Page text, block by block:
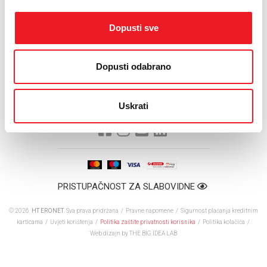
Dopusti sve
Dopusti odabrano
Uskrati
Slijedeća promocija je rezervirana za sutra u Sarajevu, također na
različitim lokacijama sveučilišta i srednjih škola.
I na prodajnim mjestima HT ERONET-a bit će podijeljena određena
količina promotivnih paketa koji će, u mjesecu darivanja, zasigurno
obradovati naše korisnike.
PRISTUPAČNOST ZA SLABOVIDNE
© 2026. HT ERONET . Sva prava pridržana / Pravne napomene / Sigurnost plaćanja kreditnim
karticama / Uvjeti korištenja / Politika zaštite privatnosti korisnika / Politika kolačića /
Web dizajn by THE BIG IDEA LAB